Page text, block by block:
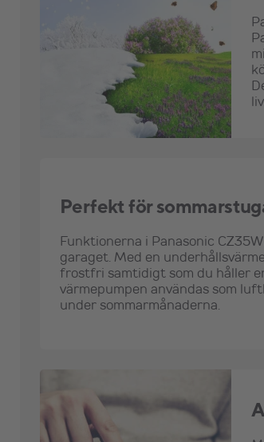
Perfekt för
Funktionerna i Panasonic
garaget. Med en
frostfri samtidigt som du håller
värmepumpen användas som
under sommarmånaderna.